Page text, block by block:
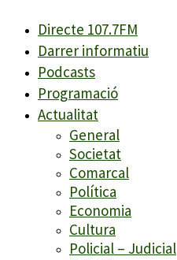
Directe 107.7FM
Darrer informatiu
Podcasts
Programació
Actualitat
General
Societat
Comarcal
Política
Economia
Cultura
Policial – Judicial